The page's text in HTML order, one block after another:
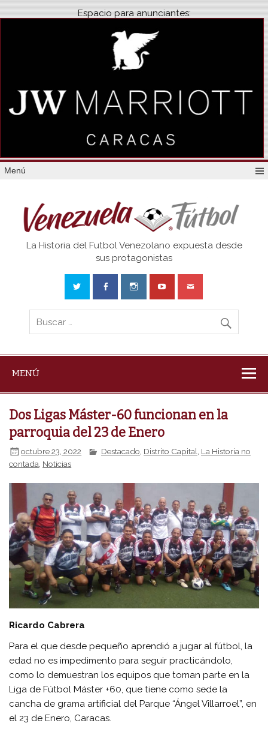
Espacio para anunciantes:
Menú
Venezuela
La Historia del Futbol Venezolano expuesta desde
sus protagonistas
MENÚ
Dos Ligas Máster-60 funcionan en la
parroquia del 23 de Enero
octubre 23, 2022 Destacado Distrito Capital La Historia no
contada, Noticias
Ricardo Cabrera
Para el que desde pequeño aprendió a jugar al fútbol, la
edad no es impedimento para seguir practicándolo,
como lo demuestran los equipos que toman parte en la
Liga de Fútbol Máster +60, que tiene como sede la
cancha de grama artificial del Parque “Ángel Villarroel”, en
el 23 de Enero, Caracas.